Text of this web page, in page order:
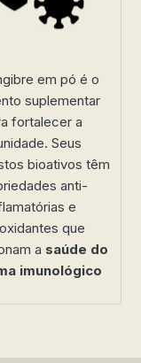
em pó é o
suplementar
fortalecer a
Seus
bioativos têm
anti-
e
que
a saúde do
imunológico